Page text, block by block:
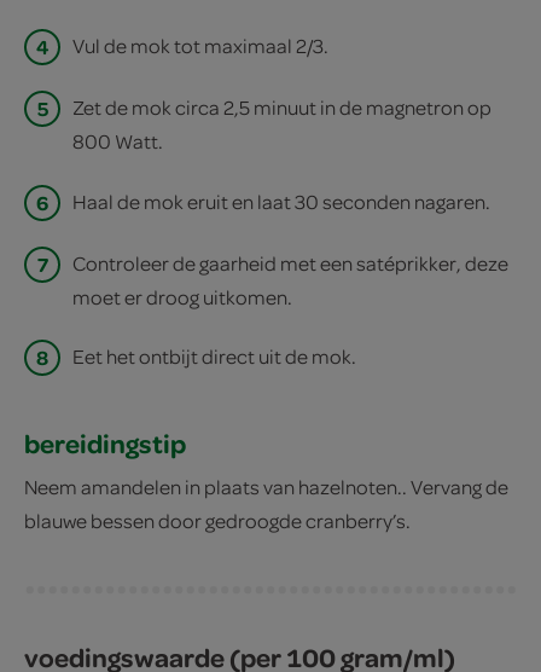
4 Vul de mok tot maximaal 2/3.
5
Zet de mok circa 2,5 minuut in de magnetron op
800 Watt.
6 Haal de mok eruit en laat 30 seconden nagaren.
7
Controleer de gaarheid met een satéprikker, deze
moet er droog uitkomen.
8 Eet het ontbijt direct uit de mok.
bereidingstip
Neem amandelen in plaats van hazelnoten.. Vervang de
blauwe bessen door gedroogde cranberry’s.
voedingswaarde (per 100 gram/ml)